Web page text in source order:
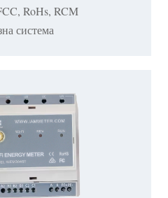
RoHs, RCM
система